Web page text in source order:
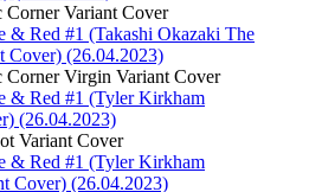
Variant Cover
Corner Virgin Variant Cover
Variant Cover